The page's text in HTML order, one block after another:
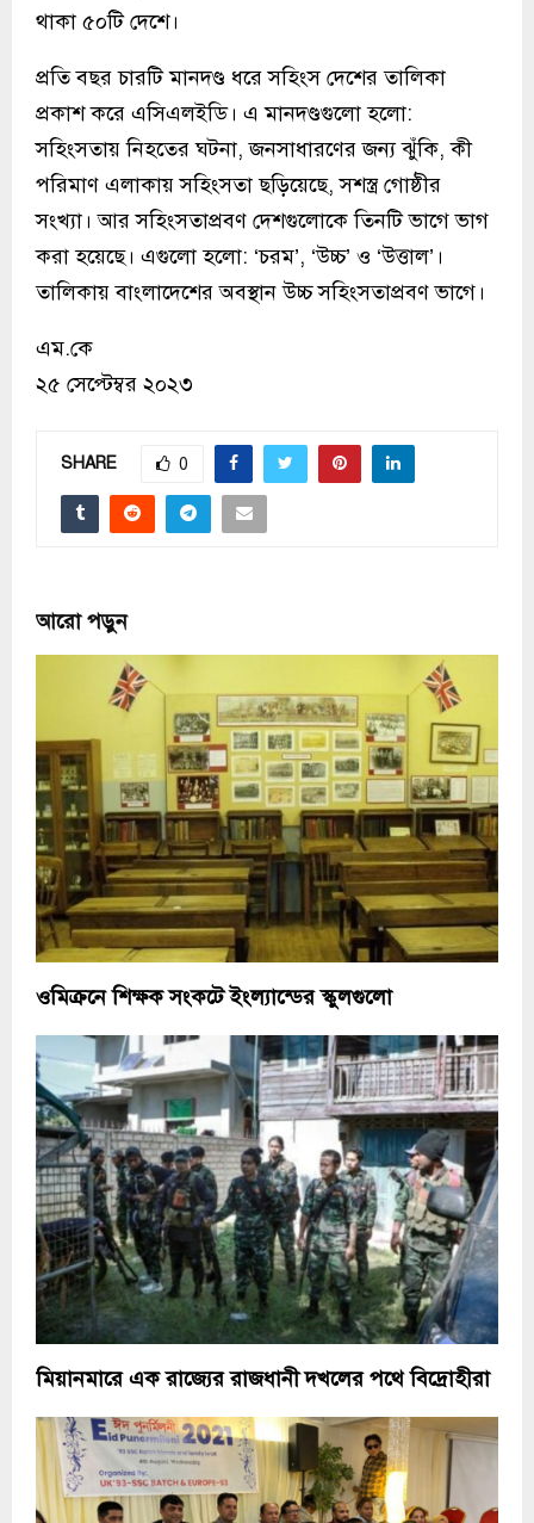
থাকা ৫০টি দেশে।
প্রতি বছর চারটি মানদণ্ড ধরে সহিংস দেশের তালিকা
প্রকাশ করে এসিএলইডি। এ মানদণ্ডগুলো হলো:
সহিংসতায় নিহতের ঘটনা, জনসাধারণের জন্য ঝুঁকি, কী
পরিমাণ এলাকায় সহিংসতা ছড়িয়েছে, সশস্ত্র গোষ্ঠীর
সংখ্যা। আর সহিংসতাপ্রবণ দেশগুলোকে তিনটি ভাগে ভাগ
করা হয়েছে। এগুলো হলো: ‘চরম’, ‘উচ্চ’ ও ‘উত্তাল’।
তালিকায় বাংলাদেশের অবস্থান উচ্চ সহিংসতাপ্রবণ ভাগে।
এম.কে
২৫ সেপ্টেম্বর ২০২৩
SHARE 0
আরো পড়ুন
ওমিক্রনে শিক্ষক সংকটে ইংল্যান্ডের স্কুলগুলো
মিয়ানমারে এক রাজ্যের রাজধানী দখলের পথে বিদ্রোহীরা